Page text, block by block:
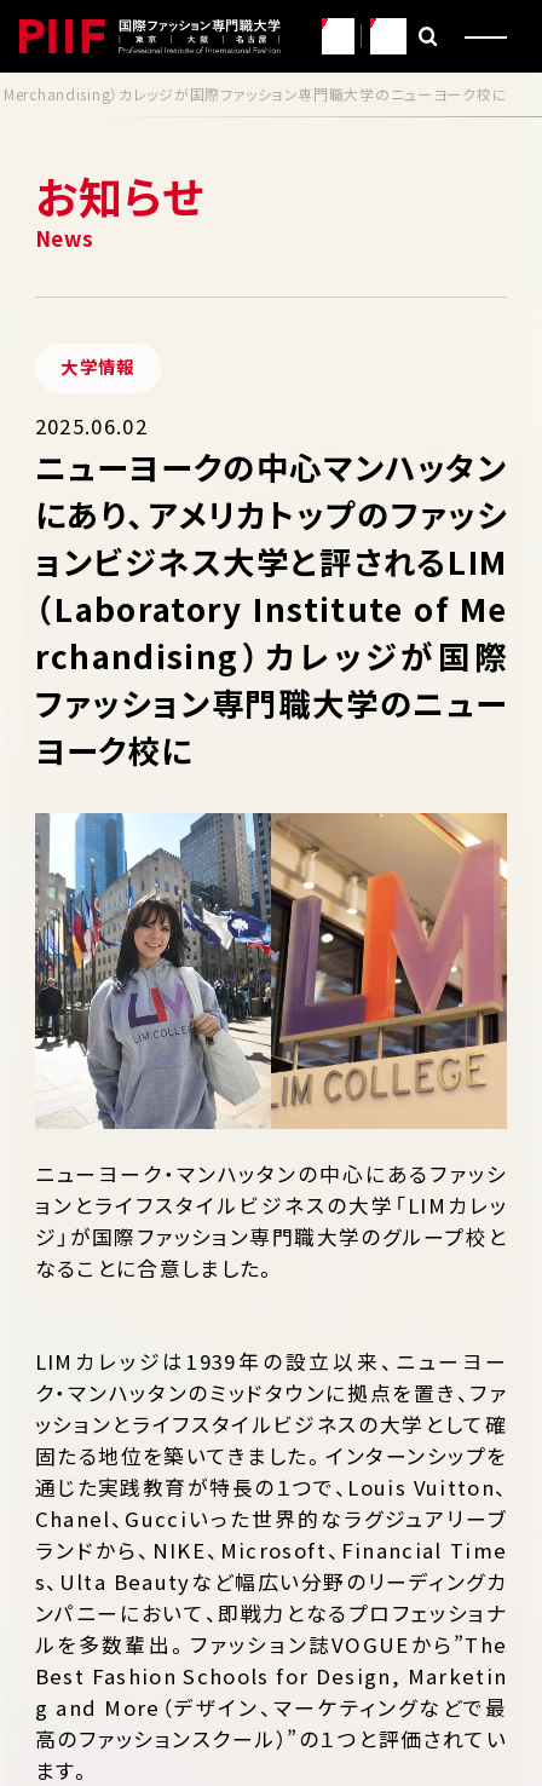
JP EN
お知らせ
）カレッジが国際ファッション専門職大学のニューヨーク校に
大学情報
2025.06.02
ニューヨークの中心マンハッタン
にあり、アメリカトップのファッシ
ョンビジネス大学と評されるLIM
（Laboratory Institute of Me
rchandising）カレッジが国際
ファッション専門職大学のニュー
ヨーク校に
ニューヨーク・マンハッタンの中心にあるファッシ
ョンとライフスタイルビジネスの大学「LIMカレッ
ジ」が国際ファッション専門職大学のグループ校と
なることに合意しました。
LIMカレッジは1939年の設立以来、ニューヨー
ク・マンハッタンのミッドタウンに拠点を置き、ファ
ッションとライフスタイルビジネスの大学として確
固たる地位を築いてきました。インターンシップを
通じた実践教育が特長の１つで、Louis Vuitton、
Chanel、Gucciいった世界的なラグジュアリーブ
ランドから、NIKE、Microsoft、Financial Time
s、Ulta Beautyなど幅広い分野のリーディングカ
ンパニーにおいて、即戦力となるプロフェッショナ
ルを多数輩出。ファッション誌VOGUEから”The
Best Fashion Schools for Design, Marketin
g and More（デザイン、マーケティングなどで最
高のファッションスクール）”の１つと評価されてい
ます。